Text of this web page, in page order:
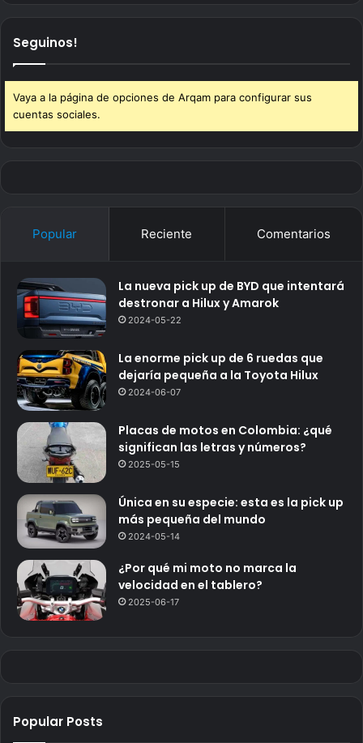
Seguinos!
Vaya a la página de opciones de Arqam para configurar sus
cuentas sociales.
Popular Reciente Comentarios
La nueva pick up de BYD que intentará
destronar a Hilux y Amarok
2024-05-22
La enorme pick up de 6 ruedas que
dejaría pequeña a la Toyota Hilux
2024-06-07
Placas de motos en Colombia: ¿qué
significan las letras y números?
2025-05-15
Única en su especie: esta es la pick up
más pequeña del mundo
2024-05-14
¿Por qué mi moto no marca la
velocidad en el tablero?
2025-06-17
Popular Posts